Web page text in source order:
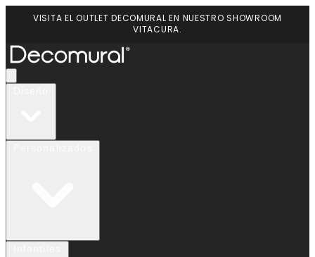
VISITA EL OUTLET DECOMURAL EN NUESTRO SHOWROOM
VITACURA.